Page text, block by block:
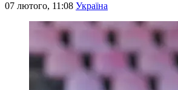
07 лютого, 11:08 Україна